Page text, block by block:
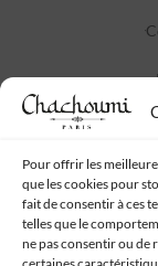
Pour offrir les
que les cookies pour
fait de consentir à ces
telles que le
ne pas consentir ou de